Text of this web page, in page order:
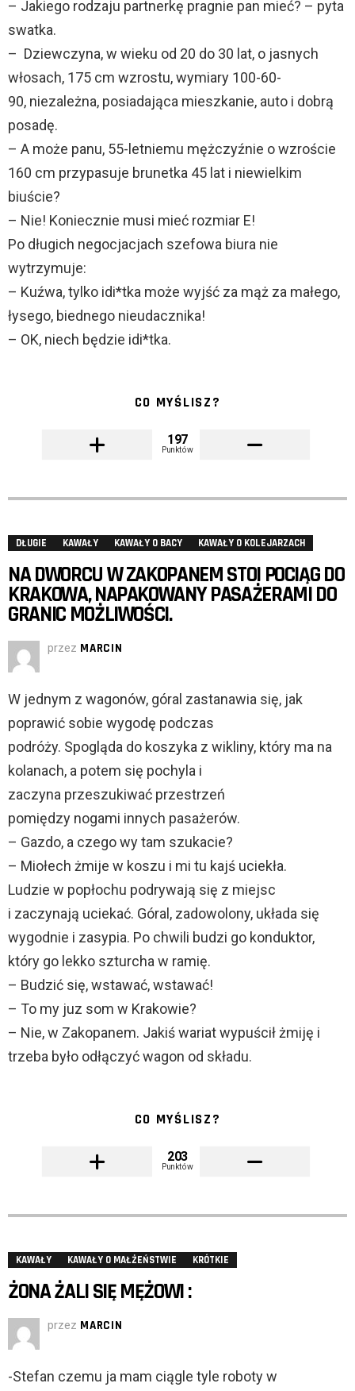
– Jakiego rodzaju partnerkę pragnie pan mieć? – pyta
swatka.
– Dziewczyna, w wieku od 20 do 30 lat, o jasnych
włosach, 175 cm wzrostu, wymiary 100-60-
90, niezależna, posiadająca mieszkanie, auto i dobrą
posadę.
– A może panu, 55-letniemu mężczyźnie o wzroście
160 cm przypasuje brunetka 45 lat i niewielkim
biuście?
– Nie! Koniecznie musi mieć rozmiar E!
Po długich negocjacjach szefowa biura nie
wytrzymuje:
– Kuźwa, tylko idi*tka może wyjść za mąż za małego,
łysego, biednego nieudacznika!
– OK, niech będzie idi*tka.
CO MYŚLISZ?
197
Punktów
DŁUGIE KAWAŁY KAWAŁY O BACY KAWAŁY O KOLEJARZACH
NA DWORCU W ZAKOPANEM STOI POCIĄG DO
KRAKOWA, NAPAKOWANY PASAŻERAMI DO
GRANIC MOŻLIWOŚCI.
przez MARCIN
W jednym z wagonów, góral zastanawia się, jak
poprawić sobie wygodę podczas
podróży. Spogląda do koszyka z wikliny, który ma na
kolanach, a potem się pochyla i
zaczyna przeszukiwać przestrzeń
pomiędzy nogami innych pasażerów.
– Gazdo, a czego wy tam szukacie?
– Miołech żmije w koszu i mi tu kajś uciekła.
Ludzie w popłochu podrywają się z miejsc
i zaczynają uciekać. Góral, zadowolony, układa się
wygodnie i zasypia. Po chwili budzi go konduktor,
który go lekko szturcha w ramię.
– Budzić się, wstawać, wstawać!
– To my juz som w Krakowie?
– Nie, w Zakopanem. Jakiś wariat wypuścił żmiję i
trzeba było odłączyć wagon od składu.
CO MYŚLISZ?
203
Punktów
KAWAŁY KAWAŁY O MAŁŻEŃSTWIE KRÓTKIE
ŻONA ŻALI SIĘ MĘŻOWI :
przez MARCIN
-Stefan czemu ja mam ciągle tyle roboty w